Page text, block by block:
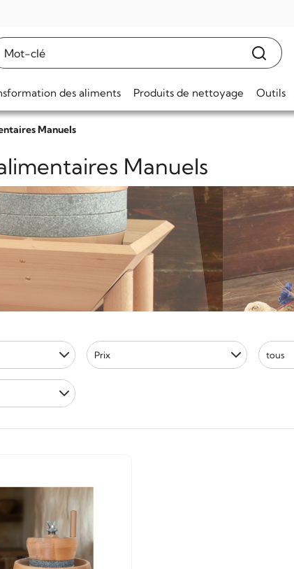
des aliments Produits de nettoyage Outils
Manuels
Manuels
Prix tous